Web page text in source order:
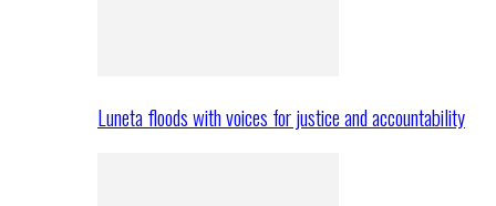
Luneta floods with voices for justice and accountability